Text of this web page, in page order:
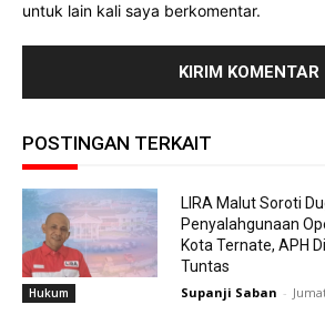
untuk lain kali saya berkomentar.
POSTINGAN TERKAIT
Hukum
LIRA Malut Soroti
Penyalahgunaan
Kota Ternate, APH
Tuntas
Supanji Saban -